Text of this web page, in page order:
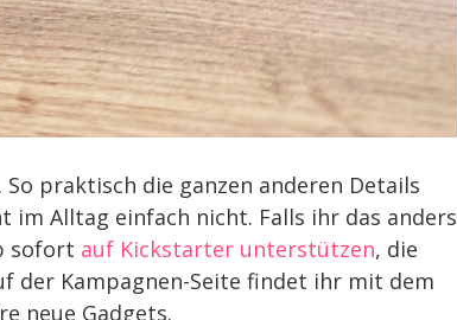
praktisch die ganzen anderen Details
im Alltag einfach nicht. Falls ihr das anders
sofort auf Kickstarter unterstützen, die
der Kampagnen-Seite findet ihr mit dem
neue Gadgets.